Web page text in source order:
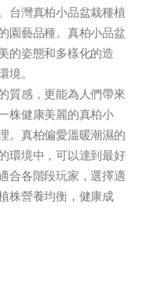
台灣真柏小品盆栽種植
園藝品種。真柏小品盆
的姿態和多樣化的造
境。
質感，更能為人們帶來
株健康美麗的真柏小
。真柏偏愛溫暖潮濕的
環境中，可以達到最好
合各階段玩家，選擇適
株營養均衡，健康成